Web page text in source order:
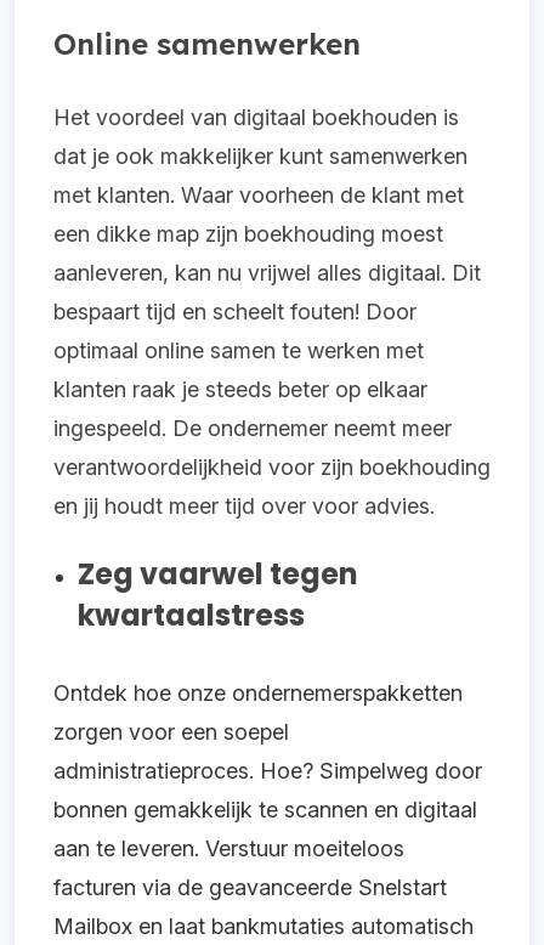
Online samenwerken
Het voordeel van digitaal boekhouden is
dat je ook makkelijker kunt samenwerken
met klanten. Waar voorheen de klant met
een dikke map zijn boekhouding moest
aanleveren, kan nu vrijwel alles digitaal. Dit
bespaart tijd en scheelt fouten! Door
optimaal online samen te werken met
klanten raak je steeds beter op elkaar
ingespeeld. De ondernemer neemt meer
verantwoordelijkheid voor zijn boekhouding
en jij houdt meer tijd over voor advies.
Zeg vaarwel tegen
kwartaalstress
Ontdek hoe onze ondernemerspakketten
zorgen voor een soepel
administratieproces. Hoe? Simpelweg door
bonnen gemakkelijk te scannen en digitaal
aan te leveren. Verstuur moeiteloos
facturen via de geavanceerde Snelstart
Mailbox en laat bankmutaties automatisch